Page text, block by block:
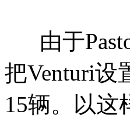
由于
把Venturi设
15辆。以这